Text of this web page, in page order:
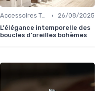
Accessoires Tendance •
26/08/2025
L'élégance intemporelle des
boucles d'oreilles bohèmes